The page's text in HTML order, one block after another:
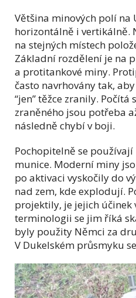
Většina minových polí na
horizontálně i vertikálně.
na stejných místech
Základní rozdělení je na
a protitankové miny.
často navrhovány tak,
“jen” těžce zranily. Počítá
zraněného jsou potřeba
následně chybí v boji.
Pochopitelně se
munice. Moderní miny
po aktivaci vyskočily do
nad zem, kde explodují.
projektily, je jejich účinek
terminologii se jim říká
byly použity Němci za
V Dukelském průsmyku